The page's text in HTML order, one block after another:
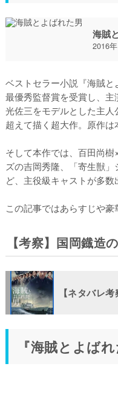
海賊
2016
ベストセラー小説『海賊
最優秀監督賞を受賞し、
光佐三をモデルとした主
超えて描く超大作。原作
そして本作では、百田尚
ズの吉岡秀隆、「寄生獣
ど、主役級キャストが多
この記事ではあらすじや豪
【考察】国岡鐡造
【ネタバレ
『海賊とよば